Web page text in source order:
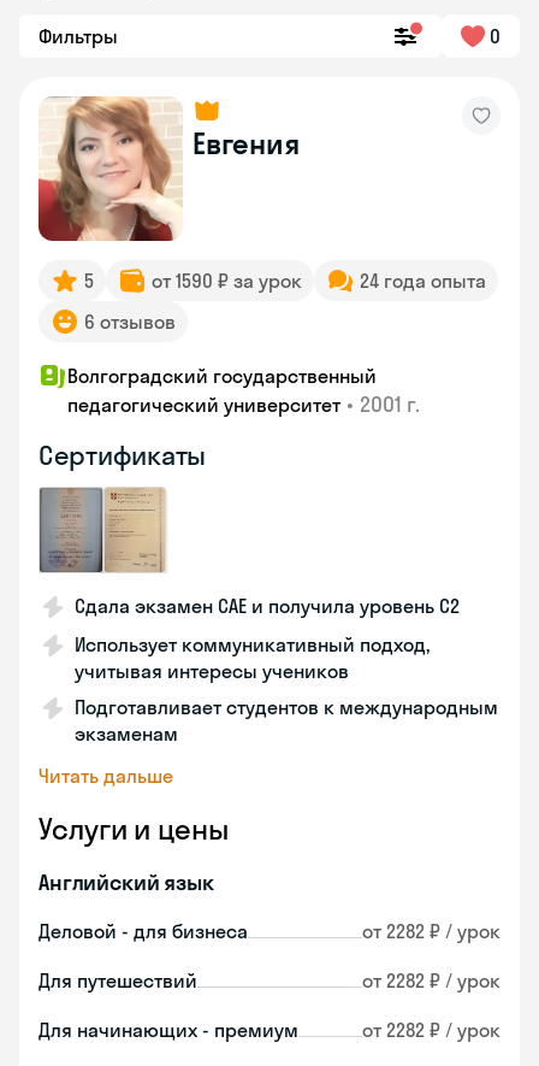
Фильтры 0
Евгения
5 от 1590 ₽ за урок
24 года опыта
6 отзывов
Волгоградский государственный
педагогический университет • 2001 г.
Сертификаты
Сдала экзамен CAE и получила уровень С2
Использует коммуникативный подход,
учитывая интересы учеников
Подготавливает студентов к международным
экзаменам
Читать дальше
Услуги и цены
Английский язык
Деловой - для бизнеса от 2282 ₽ / урок
Для путешествий от 2282 ₽ / урок
Для начинающих - премиум от 2282 ₽ / урок